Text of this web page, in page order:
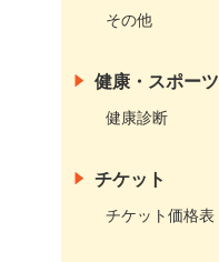
その他
健康・スポーツ
健康診断
チケット
チケット価格表